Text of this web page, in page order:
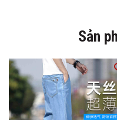
Sản